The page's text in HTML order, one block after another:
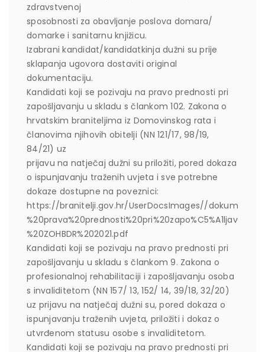
zdravstvenoj
sposobnosti za obavljanje poslova domara/
domarke i sanitarnu knjižicu.
Izabrani kandidat/kandidatkinja dužni su prije
sklapanja ugovora dostaviti original
dokumentaciju.
Kandidati koji se pozivaju na pravo prednosti pri
zapošljavanju u skladu s člankom 102. Zakona o
hrvatskim braniteljima iz Domovinskog rata i
članovima njihovih obitelji (NN 121/17, 98/19,
84/21) uz
prijavu na natječaj dužni su priložiti, pored dokaza
o ispunjavanju traženih uvjeta i sve potrebne
dokaze dostupne na poveznici:
https://branitelji.gov.hr/UserDocsImages//dokumenti/
%20prava%20prednosti%20pri%20zapo%C5%A1ljavanju-
%20ZOHBDR%202021.pdf
Kandidati koji se pozivaju na pravo prednosti pri
zapošljavanju u skladu s člankom 9. Zakona o
profesionalnoj rehabilitaciji i zapošljavanju osoba
s invaliditetom (NN 157/ 13, 152/ 14, 39/18, 32/20)
uz prijavu na natječaj dužni su, pored dokaza o
ispunjavanju traženih uvjeta, priložiti i dokaz o
utvrđenom statusu osobe s invaliditetom.
Kandidati koji se pozivaju na pravo prednosti pri